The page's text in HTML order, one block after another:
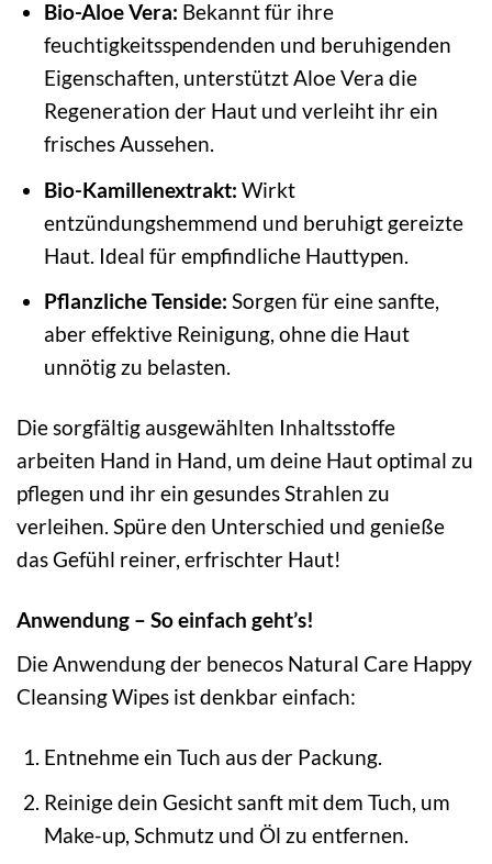
Bio-Aloe Vera: Bekannt für ihre
feuchtigkeitsspendenden und beruhigenden
Eigenschaften, unterstützt Aloe Vera die
Regeneration der Haut und verleiht ihr ein
frisches Aussehen.
Bio-Kamillenextrakt: Wirkt
entzündungshemmend und beruhigt gereizte
Haut. Ideal für empfindliche Hauttypen.
Pflanzliche Tenside: Sorgen für eine sanfte,
aber effektive Reinigung, ohne die Haut
unnötig zu belasten.
Die sorgfältig ausgewählten Inhaltsstoffe
arbeiten Hand in Hand, um deine Haut optimal zu
pflegen und ihr ein gesundes Strahlen zu
verleihen. Spüre den Unterschied und genieße
das Gefühl reiner, erfrischter Haut!
Anwendung – So einfach geht’s!
Die Anwendung der benecos Natural Care Happy
Cleansing Wipes ist denkbar einfach:
Entnehme ein Tuch aus der Packung.
Reinige dein Gesicht sanft mit dem Tuch, um
Make-up, Schmutz und Öl zu entfernen.